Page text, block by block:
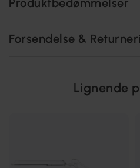
Produktbedømmelser
Forsendelse &
Lignende